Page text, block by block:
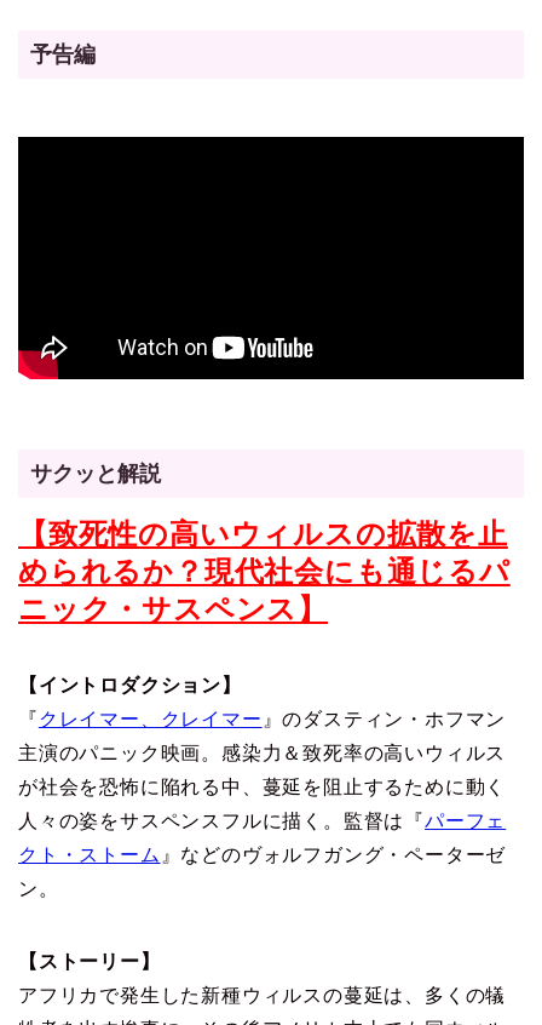
予告編
サクッと解説
【致死性の高いウィルスの拡散を止
められるか？現代社会にも通じるパ
ニック・サスペンス】
【イントロダクション】
『 クレイマー、クレイマー 』のダスティン・ホフマン
主演のパニック映画。感染力＆致死率の高いウィルス
が社会を恐怖に陥れる中、蔓延を阻止するために動く
人々の姿をサスペンスフルに描く。監督は『パーフェ
クト・ストーム 』などのヴォルフガング・ペーターゼ
ン。
【ストーリー】
アフリカで発生した新種ウィルスの蔓延は、多くの犠